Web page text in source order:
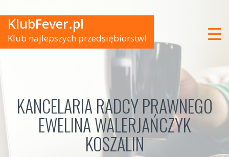
KlubFever.pl
Klub najlepszych przedsiębiorstw!
KANCELARIA RADCY PRAWNEGO
EWELINA WALERJAŃCZYK
KOSZALIN